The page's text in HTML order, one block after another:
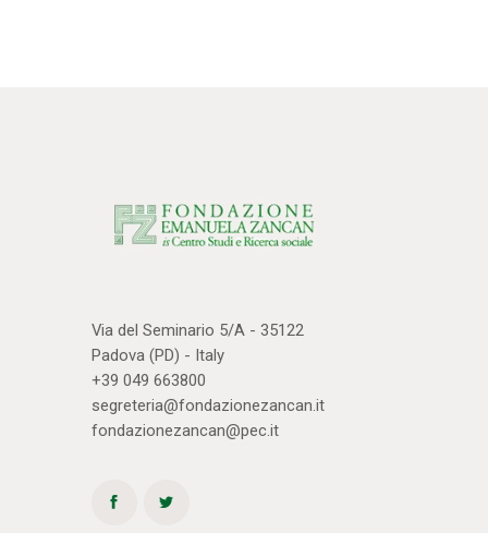
Via del Seminario 5/A - 35122
Padova (PD) - Italy
+39 049 663800
segreteria@fondazionezancan.it
fondazionezancan@pec.it